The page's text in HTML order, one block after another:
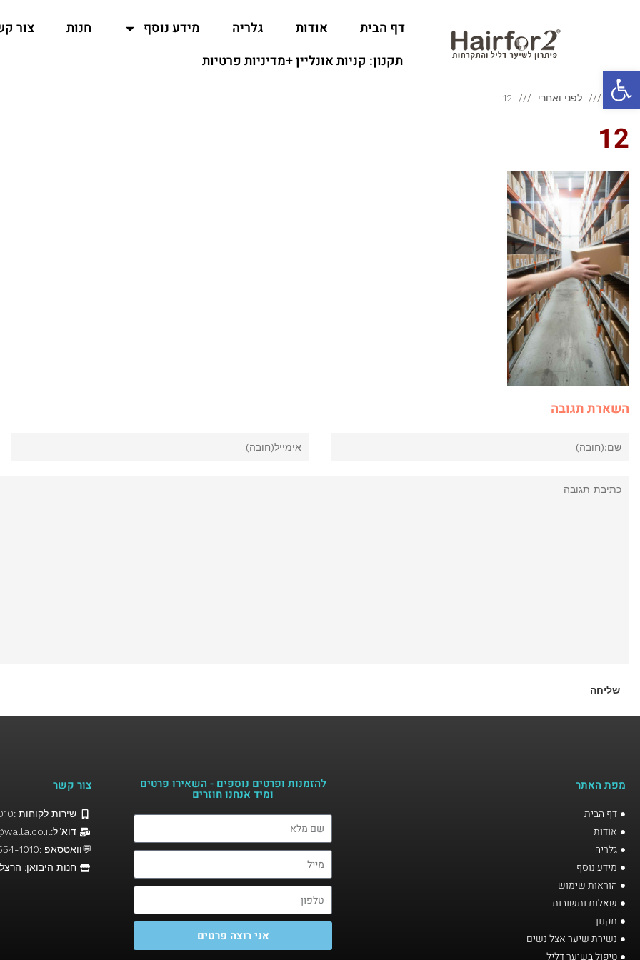
דף הבית אודות גלריה מידע נוסף חנות
צור
תקנון: קניות אונליין +מדיניות פרטיות
ראשי לפני ואחרי 12
12
השארת תגובה
מפת האתר
דף הבית
אודות
גלריה
מידע נוסף
הוראות שימוש
שאלות ותשובות
תקנון
נשירת שיער אצל נשים
טיפול בשיער דליל
להזמנות ופרטים נוספים - השאירו פרטים
ומיד אנחנו חוזרים​
אני רוצה פרטים
צור קשר
שירות לקוחות :058-5541010
דוא"ל:Hairfor2@walla.co.il
💬וואטסאפ :058-554-1010
חנות היבואן: הרצל 19,
פתח סרגל נגישות